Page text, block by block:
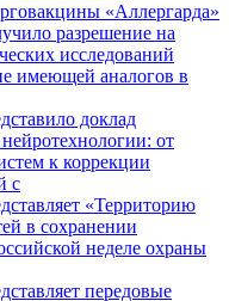
«Аллергарда»
разрешение на
исследований
имеющей аналогов в
доклад
от
к коррекции
с
«Территорию
в сохранении
неделе охраны
передовые